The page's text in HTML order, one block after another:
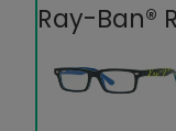
Ray-Ban®